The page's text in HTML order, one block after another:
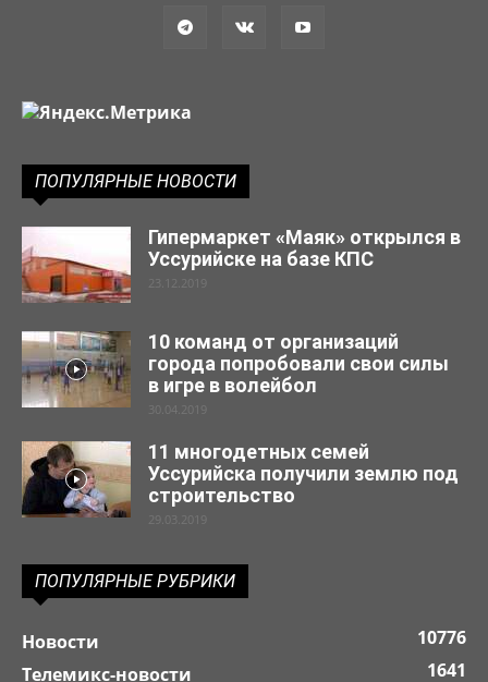
ПОПУЛЯРНЫЕ НОВОСТИ
Гипермаркет «Маяк» открылся в
Уссурийске на базе КПС
23.12.2019
10 команд от организаций
города попробовали свои силы
в игре в волейбол
30.04.2019
11 многодетных семей
Уссурийска получили землю под
строительство
29.03.2019
ПОПУЛЯРНЫЕ РУБРИКИ
Новости
10776
Телемикс-новости
1641